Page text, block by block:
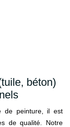
béton)
de peinture, il est
de qualité. Notre